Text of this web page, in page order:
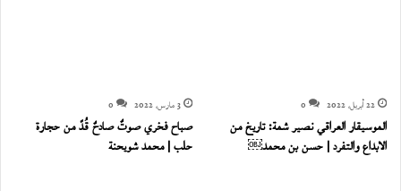
22 أبريل، 2022 0
الموسيقار العراقي نصير شمة: تاريخ من
الابداع والتفرد | حسن بن محمد￼
3 مارس، 2022 0
صباح فخري صوتٌ صادحٌ قُدّ من حجارة
حلب | محمد شويحنة